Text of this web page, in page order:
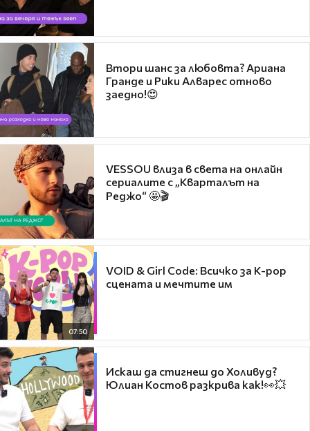
Втори шанс за любовта? Ариана
Гранде и Рики Алварес отново
заедно!😍
VESSOU влиза в света на онлайн
сериалите с „Кварталът на
Реджо“ 🤩🎬
07:50
VOID & Girl Code: Всичко за K-pop
сцената и мечтите им
Искаш да стигнеш до Холивуд?
Юлиан Костов разкрива как!👀💥